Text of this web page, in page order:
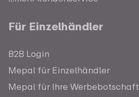
Für Einzelhändler
B2B Login
Mepal für Einzelhändler
Mepal für Ihre Werbebotschaft